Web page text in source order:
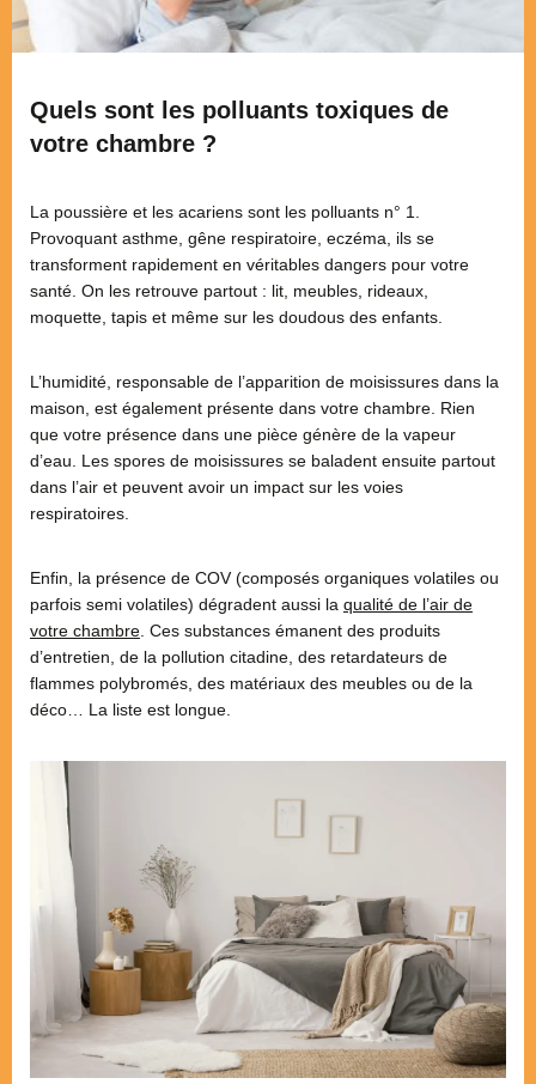
Quels sont les polluants toxiques de
votre chambre ?
La poussière et les acariens sont les polluants n° 1.
Provoquant asthme, gêne respiratoire, eczéma, ils se
transforment rapidement en véritables dangers pour votre
santé. On les retrouve partout : lit, meubles, rideaux,
moquette, tapis et même sur les doudous des enfants.
L’humidité, responsable de l’apparition de moisissures dans la
maison, est également présente dans votre chambre. Rien
que votre présence dans une pièce génère de la vapeur
d’eau. Les spores de moisissures se baladent ensuite partout
dans l’air et peuvent avoir un impact sur les voies
respiratoires.
Enfin, la présence de COV (composés organiques volatiles ou
parfois semi volatiles) dégradent aussi la qualité de l’air de
votre chambre . Ces substances émanent des produits
d’entretien, de la pollution citadine, des retardateurs de
flammes polybromés, des matériaux des meubles ou de la
déco… La liste est longue.